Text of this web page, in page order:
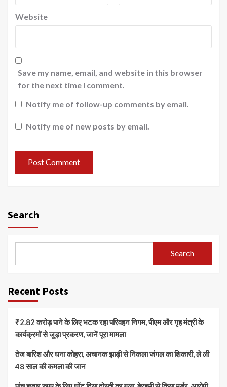
Website
Save my name, email, and website in this browser
for the next time I comment.
Notify me of follow-up comments by email.
Notify me of new posts by email.
Search
Search
Recent Posts
₹2.82 करोड़ पाने के लिए भटक रहा परिवहन निगम, पीएम और गृह मंत्री के
कार्यक्रमों से जुड़ा प्रकरण, जानें पूरा मामला
तेज बारिश और घना कोहरा, अचानक झाड़ी से निकला जंगल का शिकारी, ले ली
48 साल की कमला की जान